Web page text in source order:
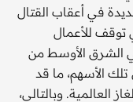
في أعقاب القتال
توقف للأعمال
الشرق الأوسط من
الأسهم، ما قد
العالمية. وبالتالي،